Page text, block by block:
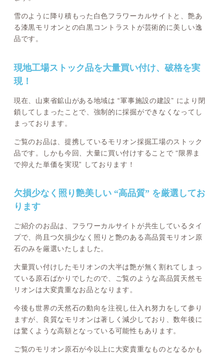
雪のように降り積もった白色フラワーカルサイトと、艶あ
る漆黒モリオンとの白黒コントラストが芸術的に美しい逸
品です。
現地工場ストック品を大量買い付け、破格を実
現！
現在、山東省鉱山がある地域は “軍事施設の建設” により閉
鎖してしまったことで、強制的に採掘ができなくなってし
まっております。
ご覧のお品は、提携しているモリオン採掘工場のストック
品です。しかも今回、大量に買い付けすることで “限界ま
で抑えた単価を実現” しております！
欠損少なく照り艶美しい “高品質” を厳選してお
ります
ご紹介のお品は、フラワーカルサイトが共生しているタイ
プで、尚且つ欠損少なく照りと艶のある高品質モリオン原
石のみを厳選いたしました。
大量買い付けしたモリオンの大半は艶が無く割れてしまっ
ている原石ばかりでしたので、ご覧のような高品質天然モ
リオンは大変貴重なお品となります。
今後も世界の天然石の動向を注視し仕入れ努力をして参り
ますが、良質なモリオンは著しく減少しており、数年後に
は驚くような高額となっている可能性もあります。
ご覧のモリオン原石が今以上に大変貴重なものとなるかも